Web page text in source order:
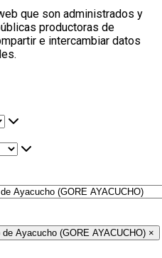
que son administrados y
productoras de
e intercambiar datos
Ayacucho (GORE AYACUCHO) ×